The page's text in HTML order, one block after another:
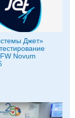
Джет»
Novum